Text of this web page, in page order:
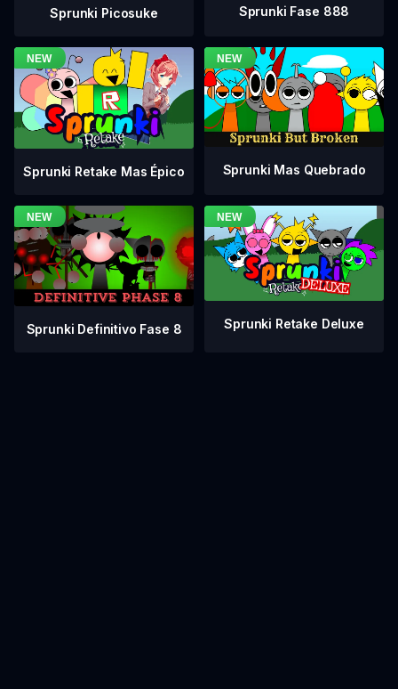
Sprunki Picosuke Sprunki Fase 888
Sprunki Retake Mas Épico Sprunki Mas Quebrado
Sprunki Definitivo Fase 8 Sprunki Retake Deluxe